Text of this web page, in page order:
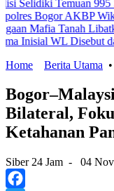
Temuan 995 Senjata di
AKBP Wikha
Tanah Libatkan
WL Disebut dalam
Home
Berita Utama •
Bilateral,
Ketahanan
Siber 24 Jam - 04